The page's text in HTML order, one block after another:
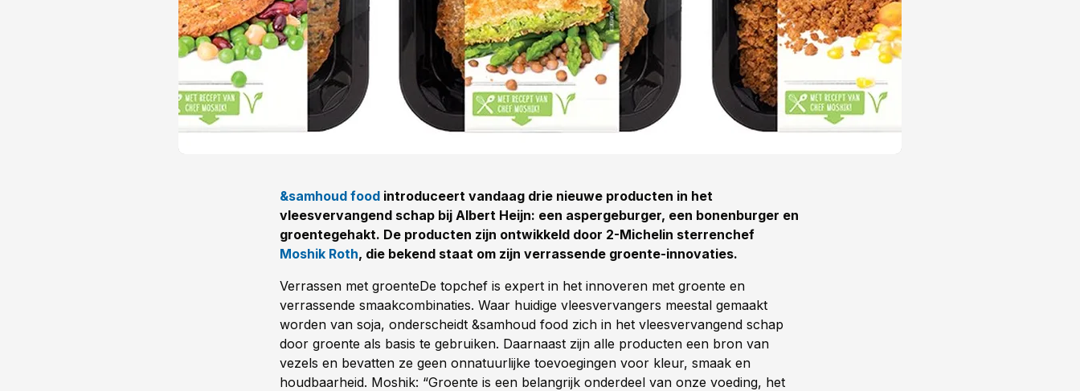
&samhoud food introduceert vandaag drie nieuwe producten in het
vleesvervangend schap bij Albert Heijn: een aspergeburger, een bonenburger en
groentegehakt. De producten zijn ontwikkeld door 2-Michelin sterrenchef
Moshik Roth, die bekend staat om zijn verrassende groente-innovaties.
Verrassen met groenteDe topchef is expert in het innoveren met groente en
verrassende smaakcombinaties. Waar huidige vleesvervangers meestal gemaakt
worden van soja, onderscheidt &samhoud food zich in het vleesvervangend schap
door groente als basis te gebruiken. Daarnaast zijn alle producten een bron van
vezels en bevatten ze geen onnatuurlijke toevoegingen voor kleur, smaak en
houdbaarheid. Moshik: “Groente is een belangrijk onderdeel van onze voeding, het